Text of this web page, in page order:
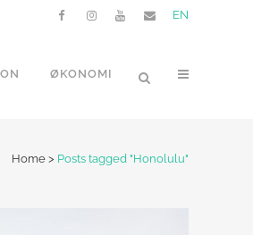
EN
ØKONOMI
Home > Posts tagged "Honolulu"